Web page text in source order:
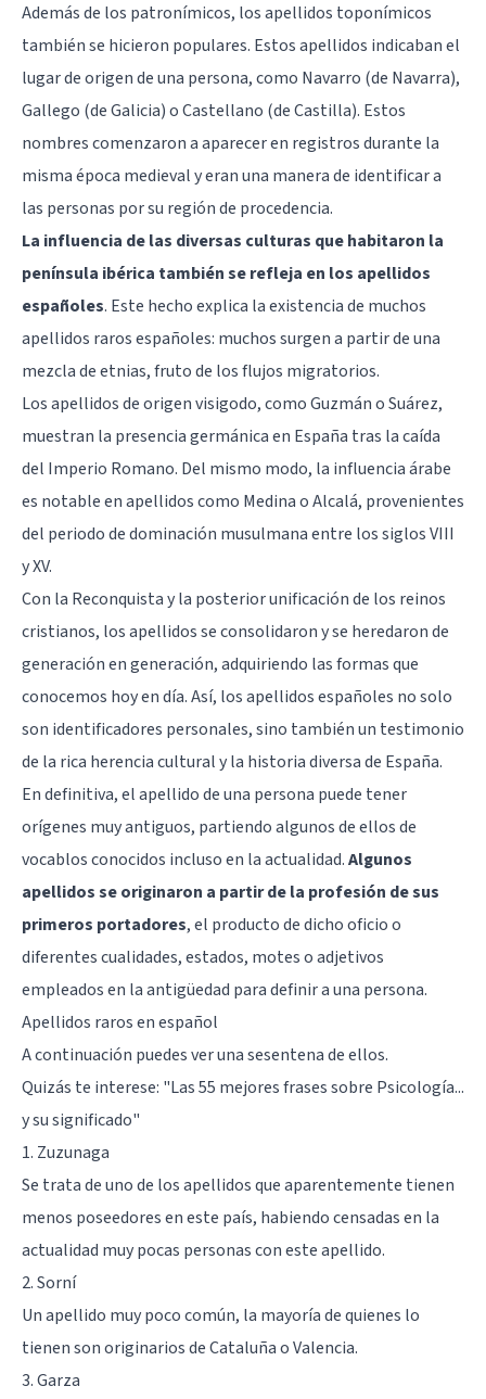
Además de los patronímicos, los apellidos toponímicos
también se hicieron populares. Estos apellidos indicaban el
lugar de origen de una persona, como Navarro (de Navarra),
Gallego (de Galicia) o Castellano (de Castilla). Estos
nombres comenzaron a aparecer en registros durante la
misma época medieval y eran una manera de identificar a
las personas por su región de procedencia.
La influencia de las diversas culturas que habitaron la
península ibérica también se refleja en los apellidos
españoles. Este hecho explica la existencia de muchos
apellidos raros españoles: muchos surgen a partir de una
mezcla de etnias, fruto de los flujos migratorios.
Los apellidos de origen visigodo, como Guzmán o Suárez,
muestran la presencia germánica en España tras la caída
del Imperio Romano. Del mismo modo, la influencia árabe
es notable en apellidos como Medina o Alcalá, provenientes
del periodo de dominación musulmana entre los siglos VIII
y XV.
Con la Reconquista y la posterior unificación de los reinos
cristianos, los apellidos se consolidaron y se heredaron de
generación en generación, adquiriendo las formas que
conocemos hoy en día. Así, los apellidos españoles no solo
son identificadores personales, sino también un testimonio
de la rica herencia cultural y la historia diversa de España.
En definitiva, el apellido de una persona puede tener
orígenes muy antiguos, partiendo algunos de ellos de
vocablos conocidos incluso en la actualidad.Algunos
apellidos se originaron a partir de la profesión de sus
primeros portadores, el producto de dicho oficio o
diferentes cualidades, estados, motes o adjetivos
empleados en la antigüedad para definir a una persona.
Apellidos raros en español
A continuación puedes ver una sesentena de ellos.
Quizás te interese: "Las 55 mejores frases sobre Psicología...
y su significado"
1. Zuzunaga
Se trata de uno de los apellidos que aparentemente tienen
menos poseedores en este país, habiendo censadas en la
actualidad muy pocas personas con este apellido.
2. Sorní
Un apellido muy poco común, la mayoría de quienes lo
tienen son originarios de Cataluña o Valencia.
3. Garza